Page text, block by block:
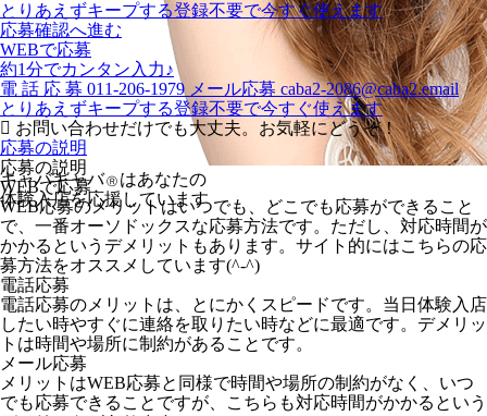
キャバキャバⓇ はあなたの
体験入店を応援しています
とりあえずキープする登録不要で今すぐ使えます
応募確認へ進む
WEBで応募
約1分でカンタン入力♪
電 話 応 募 011-206-1979 メール応募 caba2-2086@caba2.email
とりあえずキープする登録不要で今すぐ使えます
お問い合わせだけでも大丈夫。お気軽にどうぞ！
応募の説明
応募の説明
WEBで応募
WEB応募のメリットはいつでも、どこでも応募ができること
で、一番オーソドックスな応募方法です。ただし、対応時間が
かかるというデメリットもあります。サイト的にはこちらの応
募方法をオススメしています(^-^)
電話応募
電話応募のメリットは、とにかくスピードです。当日体験入店
したい時やすぐに連絡を取りたい時などに最適です。デメリッ
トは時間や場所に制約があることです。
メール応募
メリットはWEB応募と同様で時間や場所の制約がなく、いつ
でも応募できることですが、こちらも対応時間がかかるという